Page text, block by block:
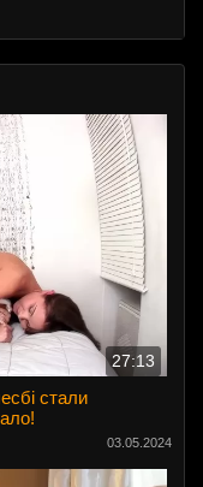
27:13
стали
03.05.2024